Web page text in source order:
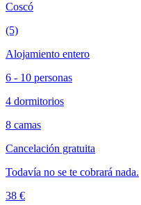
Coscó
(5)
Alojamiento entero
6 - 10 personas
4 dormitorios
8 camas
Cancelación gratuita
Todavía no se te cobrará nada.
38 €